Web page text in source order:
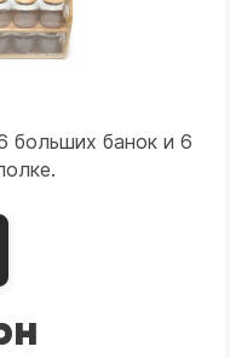
больших банок и 6